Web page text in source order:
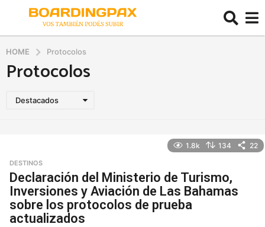
HOME Protocolos
Protocolos
Destacados
1.8k 134 22
DESTINOS
Declaración del Ministerio de Turismo,
Inversiones y Aviación de Las Bahamas
sobre los protocolos de prueba
actualizados